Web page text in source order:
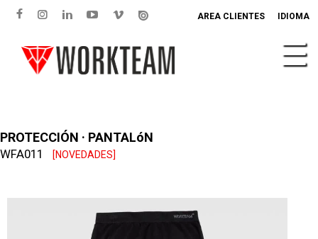
AREA CLIENTES IDIOMA
PROTECCIÓN · PANTALóN
WFA011 [NOVEDADES]